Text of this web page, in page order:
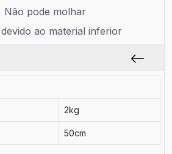
Não pode molhar
devido ao material inferior
2kg
50cm